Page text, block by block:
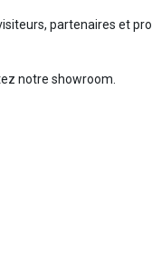
partenaires et
notre showroom.